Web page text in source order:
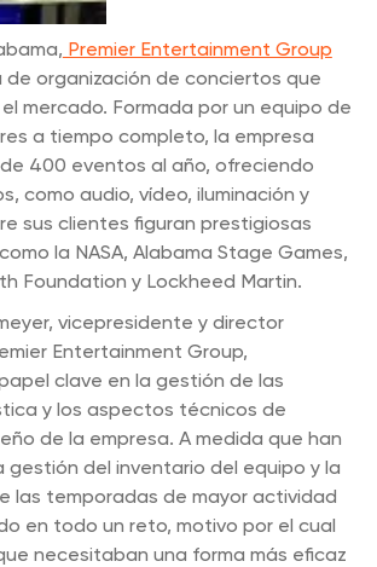
Premier Entertainment Group
de organización de conciertos que
el mercado. Formada por un equipo de
a tiempo completo, la empresa
400 eventos al año, ofreciendo
como audio, vídeo, iluminación y
sus clientes figuran prestigiosas
la NASA, Alabama Stage Games,
Foundation y Lockheed Martin.
vicepresidente y director
Entertainment Group,
clave en la gestión de las
y los aspectos técnicos de
de la empresa. A medida que han
gestión del inventario del equipo y la
las temporadas de mayor actividad
en todo un reto, motivo por el cual
necesitaban una forma más eficaz